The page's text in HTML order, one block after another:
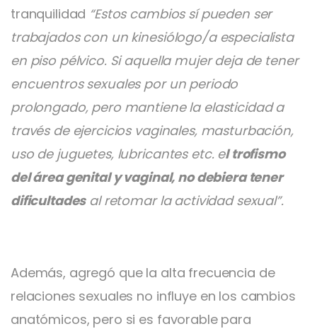
tranquilidad “Estos cambios sí pueden ser
trabajados con un kinesiólogo/a especialista
en piso pélvico. Si aquella mujer deja de tener
encuentros sexuales por un periodo
prolongado, pero mantiene la elasticidad a
través de ejercicios vaginales, masturbación,
uso de juguetes, lubricantes etc. el trofismo
del área genital y vaginal, no debiera tener
dificultadesal retomar la actividad sexual”.
Además, agregó que la alta frecuencia de
relaciones sexuales no influye en los cambios
anatómicos, pero si es favorable para